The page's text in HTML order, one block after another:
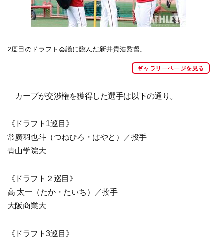
2度目のドラフト会議に臨んだ新井貴浩監督。
ギャラリーページを見る
カープが交渉権を獲得した選手は以下の通り。
《ドラフト1巡目》
常廣羽也斗（つねひろ・はやと）／投手
青山学院大
《ドラフト２巡目》
高 太一（たか・たいち）／投手
大阪商業大
《ドラフト3巡目》